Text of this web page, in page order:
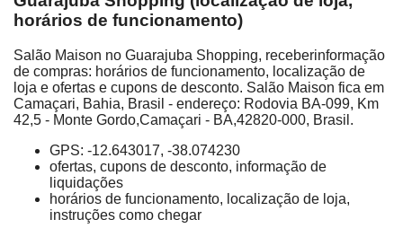
horários de funcionamento)
Salão Maison no Guarajuba Shopping, receberinformação
de compras: horários de funcionamento, localização de
loja e ofertas e cupons de desconto. Salão Maison fica em
Camaçari, Bahia, Brasil - endereço: Rodovia BA-099, Km
42,5 - Monte Gordo,Camaçari - BA,42820-000, Brasil.
GPS: -12.643017, -38.074230
ofertas, cupons de desconto, informação de
liquidações
horários de funcionamento, localização de loja,
instruções como chegar